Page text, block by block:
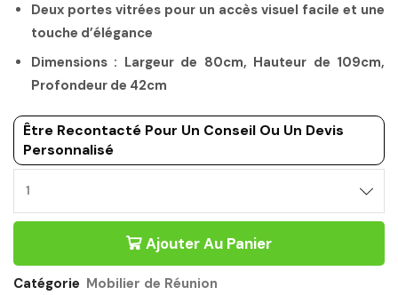
Deux portes vitrées pour un accès visuel facile et une
touche d’élégance
Dimensions : Largeur de 80cm, Hauteur de 109cm,
Profondeur de 42cm
Être Recontacté Pour Un Conseil Ou Un Devis
Personnalisé
Ajouter Au Panier
Catégorie Mobilier de Réunion